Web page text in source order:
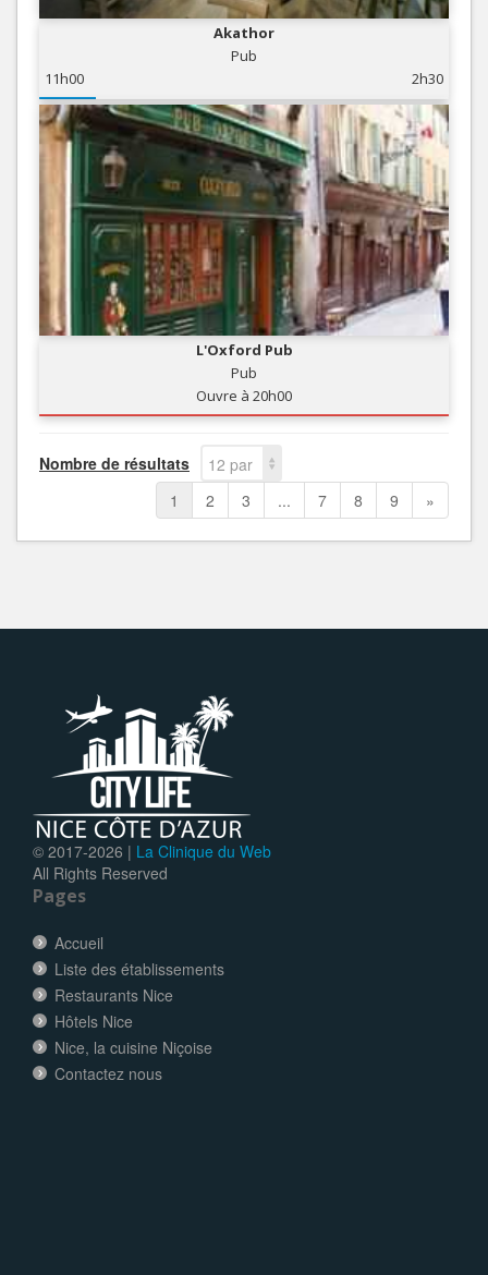
Akathor
Pub
11h00
2h30
L'Oxford Pub
Pub
Ouvre à 20h00
Nombre de résultats
12 par
page
1 2 3 ... 7 8 9 »
© 2017-2026 | La Clinique du Web
All Rights Reserved
Pages
Accueil
Liste des établissements
Restaurants Nice
Hôtels Nice
Nice, la cuisine Niçoise
Contactez nous